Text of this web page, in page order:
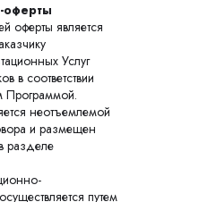
оферты
оферты является
Услуг
в соответствии
Программой.
неотъемлемой
и размещен
разделе
путем